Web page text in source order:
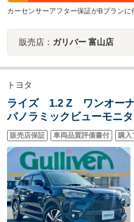
カーセンサーアフター保証がBプランに
販売店： ガリバー 富山店
トヨタ
ライズ 1.2 Z ワンオー
パノラミックビューモ
ライブレコーダー ブラ
買取 ガリバー3ヶ月保証
復歴無
販売店保証 車両品質評価書付 購入